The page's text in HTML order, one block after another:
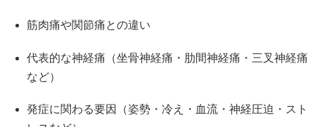
筋肉痛や関節痛との違い
代表的な神経痛（坐骨神経痛・肋間神経痛・三叉神経痛
など）
発症に関わる要因（姿勢・冷え・血流・神経圧迫・スト